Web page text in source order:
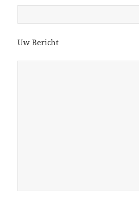
Uw Bericht